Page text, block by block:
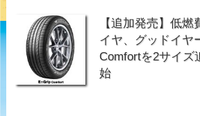
【追加発売】低
イヤ、グッドイヤ
Comfortを2サイズ
始